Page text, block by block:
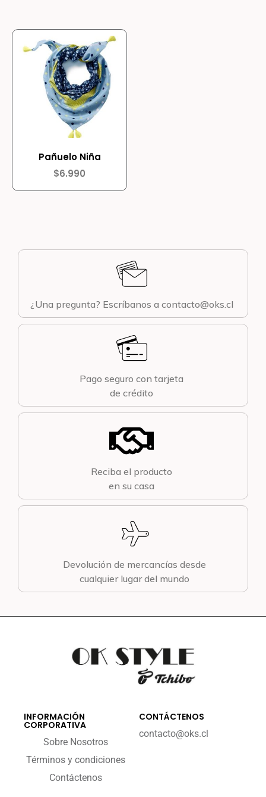
Pañuelo Niña
$6.990
¿Una pregunta? Escríbanos a contacto@oks.cl
Pago seguro con tarjeta
de crédito
Reciba el producto
en su casa
Devolución de mercancías desde
cualquier lugar del mundo
INFORMACIÓN
CORPORATIVA
Sobre Nosotros
Términos y condiciones
Contáctenos
CONTÁCTENOS
contacto@oks.cl